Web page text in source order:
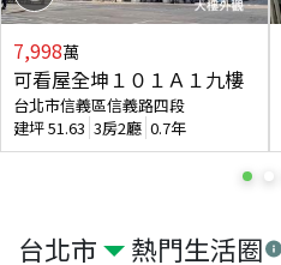
台北市 熱門生活圈
7,998萬
可看屋全坤１０１Ａ１九樓
台北市信義區信義路四段
建坪51.63 3房2廳 0.7年